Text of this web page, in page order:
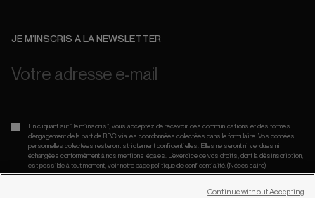
JE M’INSCRIS À LA NEWSLETTER
En cliquant sur “Je m’inscris”, vous acceptez de recevoir des communications et des formes
d’engagement de la part de RBC via les coordonnées collectées dans le formulaire. Vos données
personnelles collectées resteront strictement confidentielles. Elles ne seront ni vendues ni
échangées conformément à nos mentions légales. L’exercice de vos droits, dont la désinscription,
est possible à tout moment, voir notre pagepolitique de confidentialité.(Nécessaire)
Continue without Accepting